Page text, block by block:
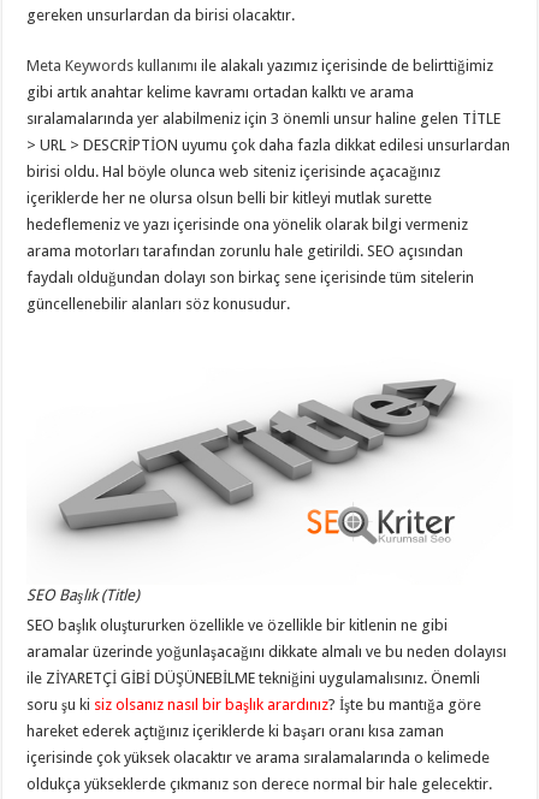
gereken unsurlardan da birisi olacaktır.
Meta Keywords kullanımı ile alakalı yazımız içerisinde de belirttiğimiz
gibi artık anahtar kelime kavramı ortadan kalktı ve arama
sıralamalarında yer alabilmeniz için 3 önemli unsur haline gelen TİTLE
> URL > DESCRİPTİON uyumu çok daha fazla dikkat edilesi unsurlardan
birisi oldu. Hal böyle olunca web siteniz içerisinde açacağınız
içeriklerde her ne olursa olsun belli bir kitleyi mutlak surette
hedeflemeniz ve yazı içerisinde ona yönelik olarak bilgi vermeniz
arama motorları tarafından zorunlu hale getirildi. SEO açısından
faydalı olduğundan dolayı son birkaç sene içerisinde tüm sitelerin
güncellenebilir alanları söz konusudur.
SEO Başlık (Title)
SEO başlık oluştururken özellikle ve özellikle bir kitlenin ne gibi
aramalar üzerinde yoğunlaşacağını dikkate almalı ve bu neden dolayısı
ile ZİYARETÇİ GİBİ DÜŞÜNEBİLME tekniğini uygulamalısınız. Önemli
soru şu ki siz olsanız nasıl bir başlık arardınız? İşte bu mantığa göre
hareket ederek açtığınız içeriklerde ki başarı oranı kısa zaman
içerisinde çok yüksek olacaktır ve arama sıralamalarında o kelimede
oldukça yükseklerde çıkmanız son derece normal bir hale gelecektir.